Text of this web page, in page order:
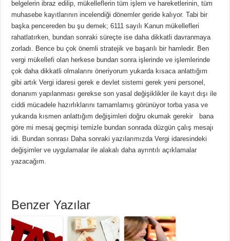
belgelerin ibraz edilip, mükelleflerin tüm işlem ve hareketlerinin, tüm
muhasebe kayıtlarının incelendiği dönemler geride kalıyor. Tabi bir
başka pencereden bu şu demek; 6111 sayılı Kanun mükellefleri
rahatlatırken, bundan sonraki süreçte ise daha dikkatli davranmaya
zorladı. Bence bu çok önemli stratejik ve başarılı bir hamledir. Ben
vergi mükellefi olan herkese bundan sonra işlerinde ve işlemlerinde
çok daha dikkatli olmalarını öneriyorum yukarda kısaca anlattığım
gibi artık Vergi idaresi gerek e devlet sistemi gerek yeni personel,
donanım yapılanması gerekse son yasal değişiklikler ile kayıt dışı ile
ciddi mücadele hazırlıklarını tamamlamış görünüyor torba yasa ve
yukarıda kısmen anlattığım değişimleri doğru okumak gerekir bana
göre mi mesaj geçmişi temizle bundan sonrada düzgün çalış mesajı
idi. Bundan sonrası Daha sonraki yazılarımızda Vergi idaresindeki
değişimler ve uygulamalar ile alakalı daha ayrıntılı açıklamalar
yazacağım.
Benzer Yazılar